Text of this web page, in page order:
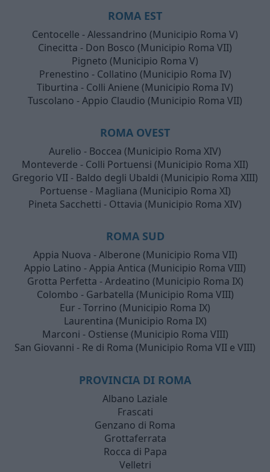
ROMA EST
Centocelle - Alessandrino (Municipio Roma V)
Cinecitta - Don Bosco (Municipio Roma VII)
Pigneto (Municipio Roma V)
Prenestino - Collatino (Municipio Roma IV)
Tiburtina - Colli Aniene (Municipio Roma IV)
Tuscolano - Appio Claudio (Municipio Roma VII)
ROMA OVEST
Aurelio - Boccea (Municipio Roma XIV)
Monteverde - Colli Portuensi (Municipio Roma XII)
Gregorio VII - Baldo degli Ubaldi (Municipio Roma XIII)
Portuense - Magliana (Municipio Roma XI)
Pineta Sacchetti - Ottavia (Municipio Roma XIV)
ROMA SUD
Appia Nuova - Alberone (Municipio Roma VII)
Appio Latino - Appia Antica (Municipio Roma VIII)
Grotta Perfetta - Ardeatino (Municipio Roma IX)
Colombo - Garbatella (Municipio Roma VIII)
Eur - Torrino (Municipio Roma IX)
Laurentina (Municipio Roma IX)
Marconi - Ostiense (Municipio Roma VIII)
San Giovanni - Re di Roma (Municipio Roma VII e VIII)
PROVINCIA DI ROMA
Albano Laziale
Frascati
Genzano di Roma
Grottaferrata
Rocca di Papa
Velletri